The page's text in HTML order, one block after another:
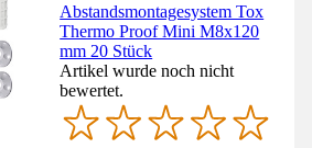
Abstandsmontagesystem Tox
Thermo Proof Mini M8x120
mm 20 Stück
Artikel wurde noch nicht
bewertet.